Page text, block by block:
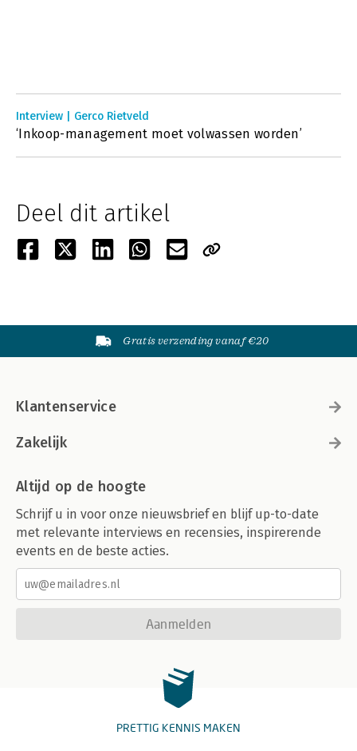
Interview | Gerco Rietveld
‘Inkoop-management moet volwassen worden’
Deel dit artikel
Gratis verzending vanaf €20
Klantenservice
Zakelijk
Altijd op de hoogte
Schrijf u in voor onze nieuwsbrief en blijf up-to-date
met relevante interviews en recensies, inspirerende
events en de beste acties.
Aanmelden
PRETTIG KENNIS MAKEN